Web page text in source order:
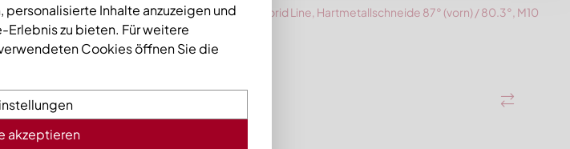
Line
Agglomeratormesser, 42x39x25, Hybrid Line, Hartmetallschneide 87° (vorn) / 80.3°, M10
personalisierte Inhalte anzuzeigen und
zu bieten. Für weitere
Cookies öffnen Sie die
akzeptieren